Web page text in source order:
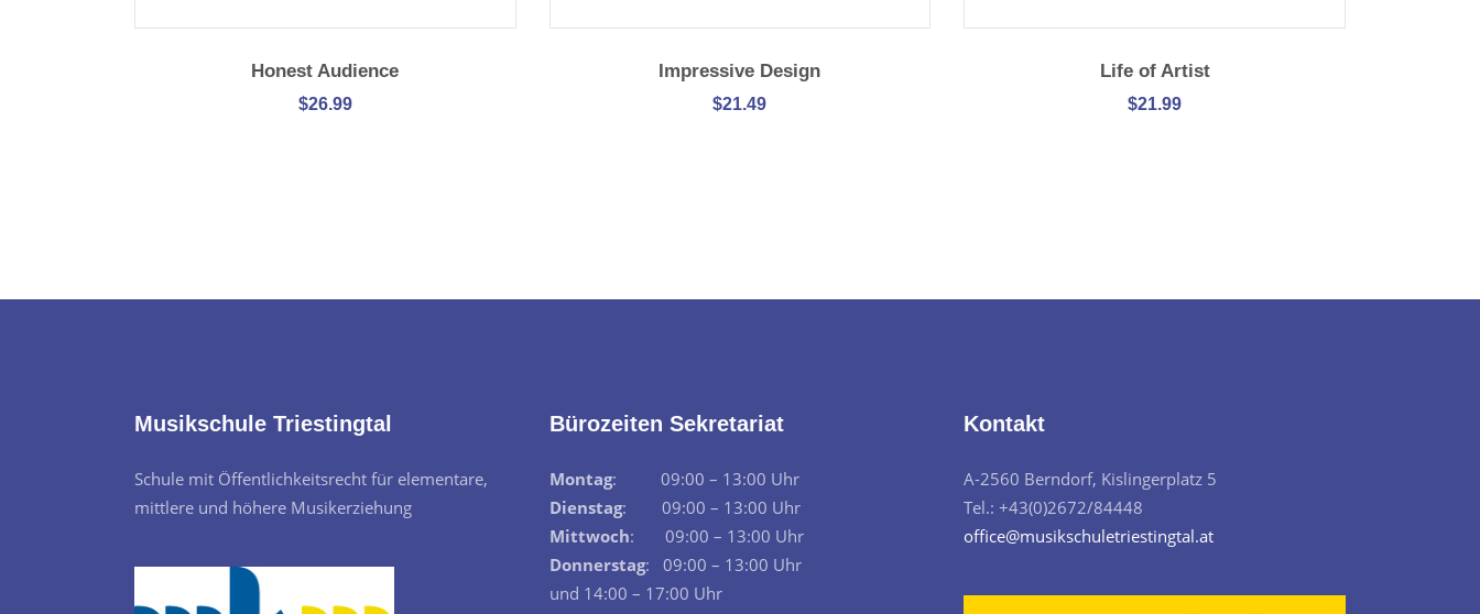
Honest Audience
$26.99
Impressive Design
$21.49
Life of Artist
$21.99
Musikschule Triestingtal
Schule mit Öffentlichkeitsrecht für elementare,
mittlere und höhere Musikerziehung
Bürozeiten Sekretariat
Montag: 09:00 – 13:00 Uhr
Dienstag: 09:00 – 13:00 Uhr
Mittwoch: 09:00 – 13:00 Uhr
Donnerstag: 09:00 – 13:00 Uhr
und 14:00 – 17:00 Uhr
Kontakt
A-2560 Berndorf, Kislingerplatz 5
Tel.: +43(0)2672/84448
office@musikschuletriestingtal.at